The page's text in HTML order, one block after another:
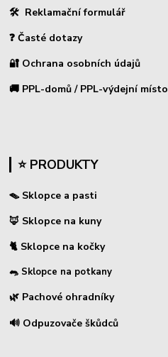
🛠 Reklamační formulář
❓ Časté dotazy
🔐 Ochrana osobních údajů
🚚 PPL-domů / PPL-výdejní místo
⭐ PRODUKTY
🪤 Sklopce a pasti
🦊 Sklopce na kuny
🐈 Sklopce na kočky
🐀 Sklopce na potkany
🌿 Pachové ohradníky
🔊 Odpuzovače škůdců